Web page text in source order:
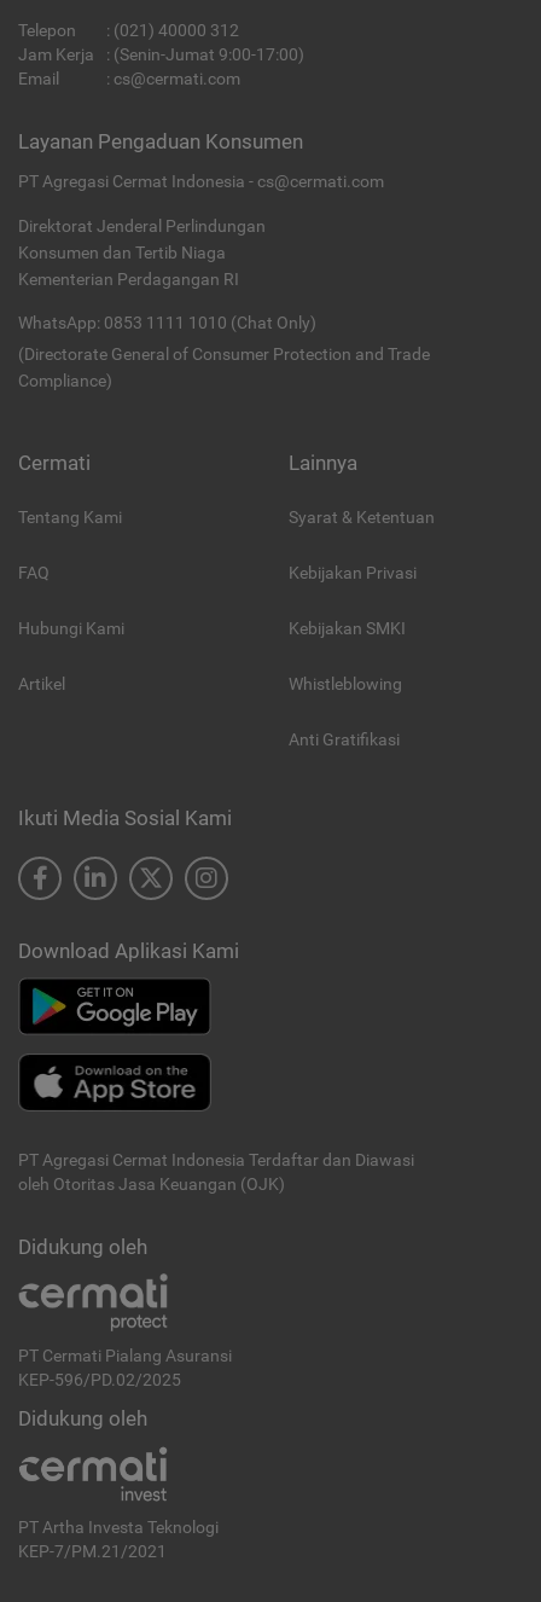
Telepon : (021) 40000 312
Jam Kerja
: (Senin-Jumat 9:00-17:00)
Email
: cs@cermati.com
Layanan Pengaduan Konsumen
PT Agregasi Cermat Indonesia - cs@cermati.com
Direktorat Jenderal Perlindungan
Konsumen dan Tertib Niaga
Kementerian Perdagangan RI
WhatsApp: 0853 1111 1010 (Chat Only)
(Directorate General of Consumer Protection and Trade
Compliance)
Cermati
Tentang Kami
FAQ
Hubungi Kami
Artikel
Lainnya
Syarat & Ketentuan
Kebijakan Privasi
Kebijakan SMKI
Whistleblowing
Anti Gratifikasi
Ikuti Media Sosial Kami
Download Aplikasi Kami
PT Agregasi Cermat Indonesia Terdaftar dan Diawasi
oleh Otoritas Jasa Keuangan (OJK)
Didukung oleh
PT Cermati Pialang Asuransi
KEP-596/PD.02/2025
Didukung oleh
PT Artha Investa Teknologi
KEP-7/PM.21/2021